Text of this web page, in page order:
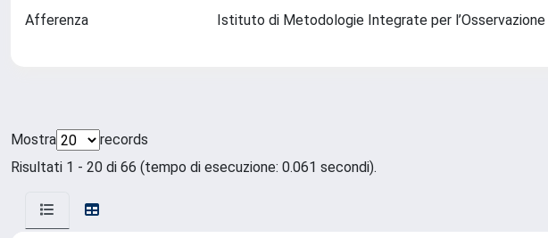
Afferenza Istituto di Metodologie Integrate per
Mostra
records
Risultati 1 - 20 di 66 (tempo di esecuzione: 0.061 secondi).